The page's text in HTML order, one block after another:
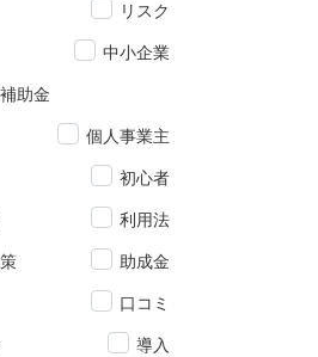
リスク
中小企業
助金
個人事業主
初心者
利用法
助成金
口コミ
導入